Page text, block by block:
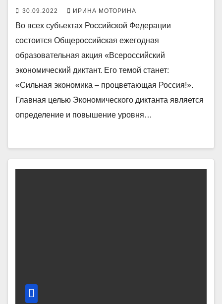
30.09.2022 ИРИНА МОТОРИНА
Во всех субъектах Российской Федерации
состоится Общероссийская ежегодная
образовательная акция «Всероссийский
экономический диктант. Его темой станет:
«Сильная экономика – процветающая Россия!».
Главная целью Экономического диктанта является
определение и повышение уровня…